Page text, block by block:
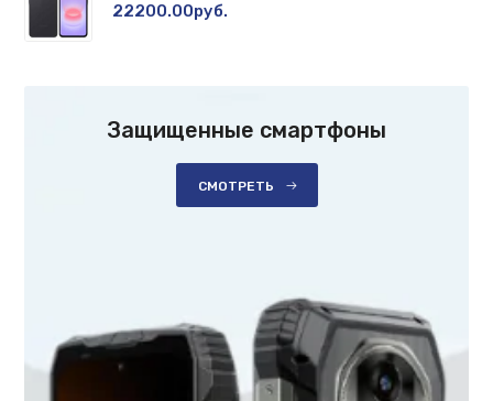
22200.00руб.
Защищенные смартфоны
СМОТРЕТЬ